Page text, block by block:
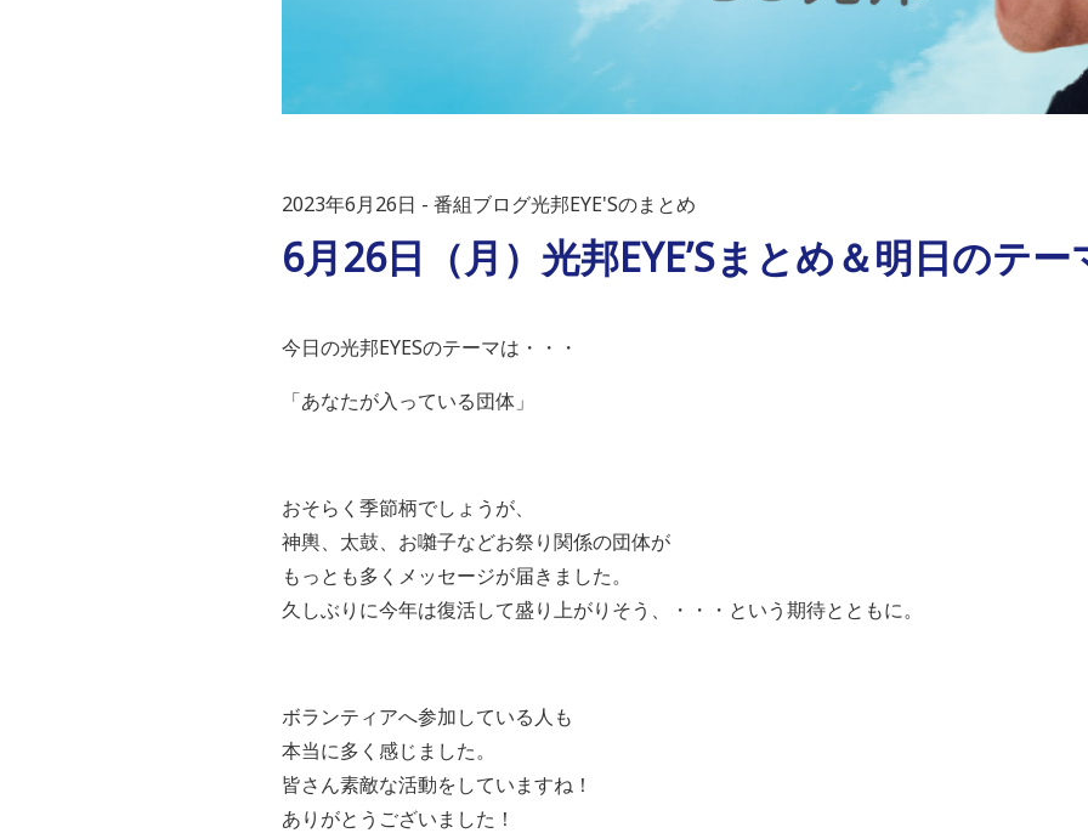
2023年6月26日 番組ブログ光邦EYE'Sのまとめ
6月26日（月）光邦EYE’Sまとめ＆明日のテー
今日の光邦EYESのテーマは・・・
「あなたが入っている団体」
おそらく季節柄でしょうが、
神輿、太鼓、お囃子などお祭り関係の団体が
もっとも多くメッセージが届きました。
久しぶりに今年は復活して盛り上がりそう、・・・という期待とともに。
ボランティアへ参加している人も
本当に多く感じました。
皆さん素敵な活動をしていますね！
ありがとうございました！